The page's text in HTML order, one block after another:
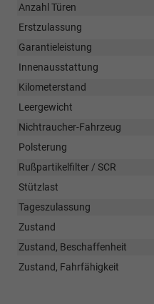
Anzahl Türen
Erstzulassung
Garantieleistung
Innenausstattung
Kilometerstand
Leergewicht
Nichtraucher-Fahrzeug
Polsterung
Rußpartikelfilter / SCR
Stützlast
Tageszulassung
Zustand
Zustand, Beschaffenheit
Zustand, Fahrfähigkeit